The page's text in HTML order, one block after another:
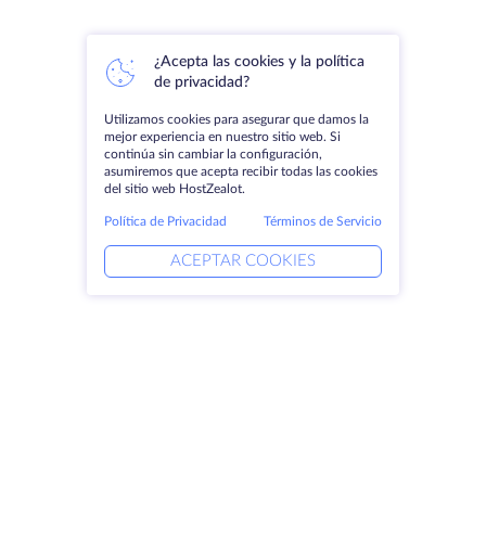
¿Acepta las cookies y la política
de privacidad?
Utilizamos cookies para asegurar que damos la
mejor experiencia en nuestro sitio web. Si
continúa sin cambiar la configuración,
asumiremos que acepta recibir todas las cookies
del sitio web HostZealot.
Política de Privacidad Términos de Servicio
ACEPTAR COOKIES